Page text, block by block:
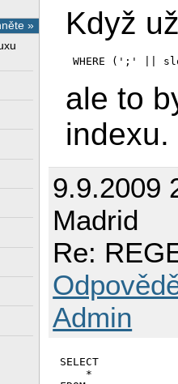
»
Když
WHERE (';' ||
ale to
indexu.
9.9.2009
Madrid
Re:
Admin
SELECT
    *